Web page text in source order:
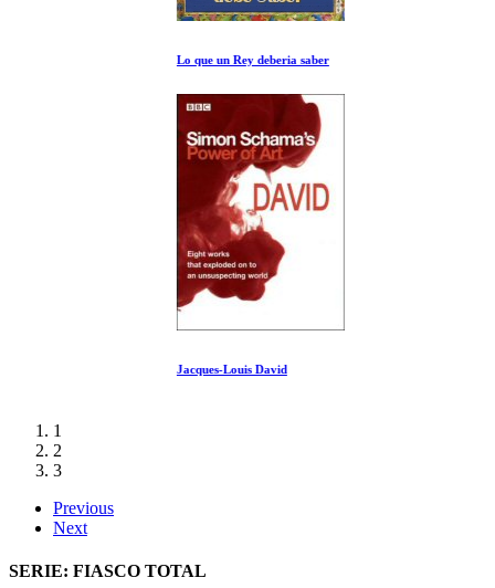
Lo que un Rey deberia saber
1
2
3
Previous
Next
SERIE: FIASCO TOTAL